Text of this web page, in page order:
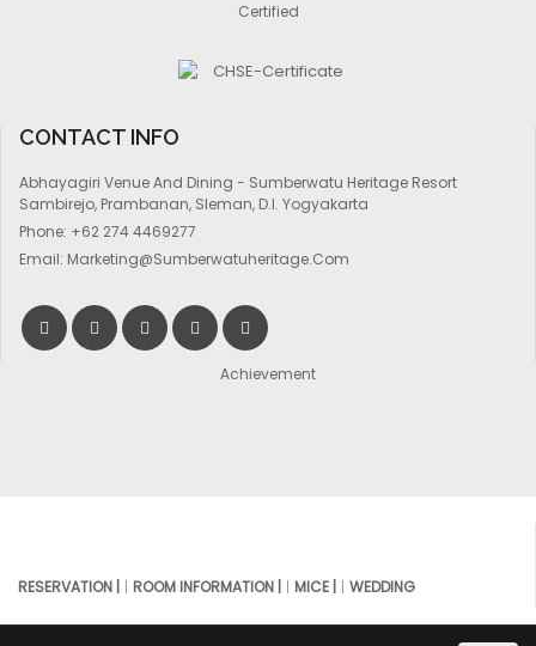
Certified
CONTACT INFO
Abhayagiri Venue And Dining - Sumberwatu Heritage Resort
Sambirejo, Prambanan, Sleman, D.I. Yogyakarta
Phone: +62 274 4469277
Email: Marketing@sumberwatuheritage.com
Achievement
RESERVATION | ROOM INFORMATION | MICE | WEDDING